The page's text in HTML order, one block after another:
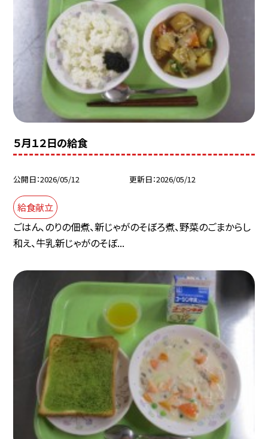
５月１２日の給食
公開日 2026/05/12 更新日 2026/05/12
給食献立
ごはん、のりの佃煮、新じゃがのそぼろ煮、野菜のごまからし
和え、牛乳新じゃがのそぼ...